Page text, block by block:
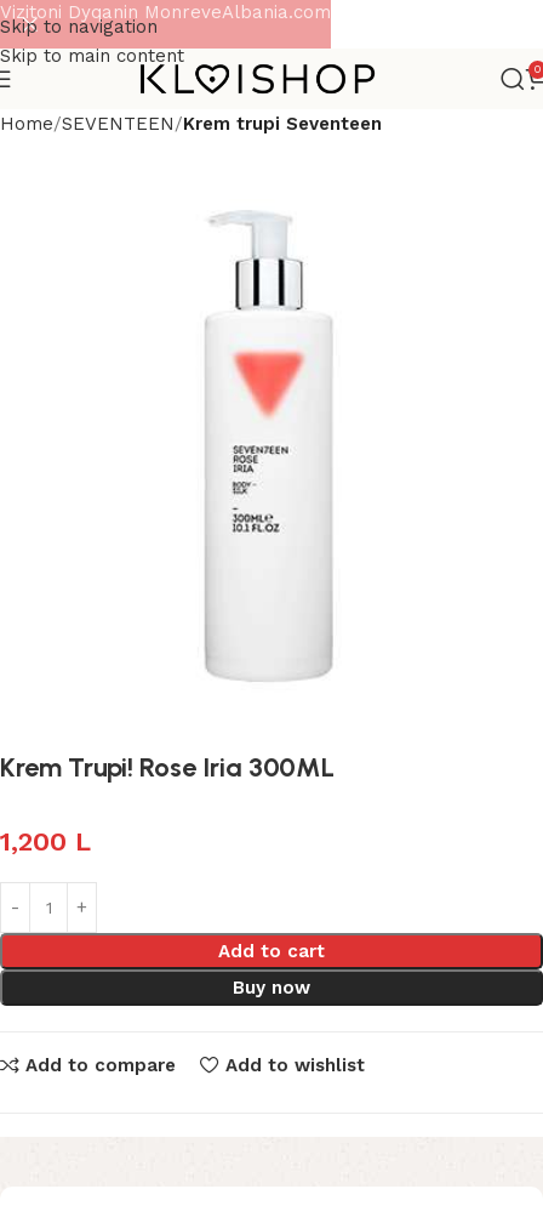
Skip to navigation
Skip to main content
0
Home SEVENTEEN Krem trupi Seventeen
Krem Trupi! Rose Iria 300ML
1,200 L
Add to cart
Buy now
Add to compare Add to wishlist
Vizitoni Dyqanin MonreveAlbania.com